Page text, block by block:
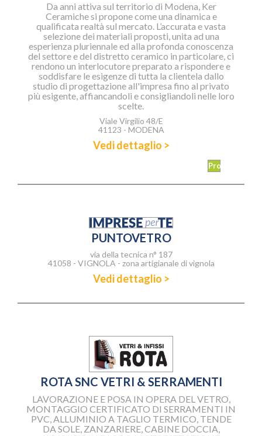
Da anni attiva sul territorio di Modena, Ker
Ceramiche si propone come una dinamica e
qualificata realtà sul mercato. L’accurata e vasta
selezione dei materiali proposti, unita ad una
esperienza pluriennale ed alla profonda conoscenza
del settore e del distretto ceramico in particolare, ci
rendono un interlocutore preparato a rispondere e
soddisfare le esigenze di tutta la clientela dallo
studio di progettazione all'impresa fino al privato
più esigente, affiancandoli e consigliandoli nelle loro
scelte.
Viale Virgilio 48/E
41123 - MODENA
Vedi dettaglio >
Promozioni
PUNTOVETRO
via della tecnica n° 187
41058 - VIGNOLA - zona artigianale di vignola
Vedi dettaglio >
ROTA SNC VETRI & SERRAMENTI
LAVORAZIONE E POSA IN OPERA DEL VETRO,
MONTAGGIO CERTIFICATO DI SERRAMENTI IN
PVC, ALLUMINIO A TAGLIO TERMICO, TENDE
DA SOLE, ZANZARIERE, CABINE DOCCIA,